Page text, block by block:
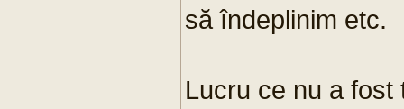
să îndeplinim etc.
Lucru ce nu a fost